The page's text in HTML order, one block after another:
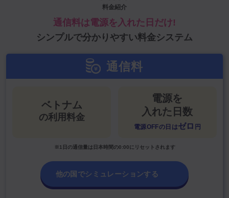
料金紹介
通信料は電源を入れた日だけ!
シンプルで分かりやすい料金システム
通信料
ベトナム
の利用料金
電源を
入れた日数
電源OFFの日はゼロ 円
※1日の通信量は日本時間の0:00にリセットされます
他の国でシミュレーションする